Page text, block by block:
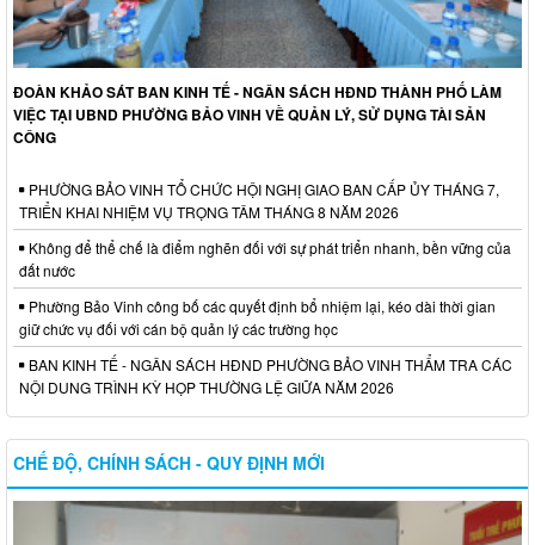
ĐOÀN KHẢO SÁT BAN KINH TẾ - NGÂN SÁCH HĐND THÀNH PHỐ LÀM
VIỆC TẠI UBND PHƯỜNG BẢO VINH VỀ QUẢN LÝ, SỬ DỤNG TÀI SẢN
CÔNG
PHƯỜNG BẢO VINH TỔ CHỨC HỘI NGHỊ GIAO BAN CẤP ỦY THÁNG 7,
TRIỂN KHAI NHIỆM VỤ TRỌNG TÂM THÁNG 8 NĂM 2026
Không để thể chế là điểm nghẽn đối với sự phát triển nhanh, bền vững của
đất nước
Phường Bảo Vinh công bố các quyết định bổ nhiệm lại, kéo dài thời gian
giữ chức vụ đối với cán bộ quản lý các trường học
BAN KINH TẾ - NGÂN SÁCH HĐND PHƯỜNG BẢO VINH THẨM TRA CÁC
NỘI DUNG TRÌNH KỲ HỌP THƯỜNG LỆ GIỮA NĂM 2026
CHẾ ĐỘ, CHÍNH SÁCH - QUY ĐỊNH MỚI